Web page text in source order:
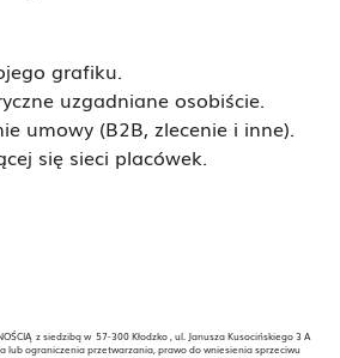
grafiku.
uzgadniane osobiście.
umowy (B2B, zlecenie i inne).
się sieci placówek.
z siedzibą w 57-300 Kłodzko , ul. Janusza Kusocińskiego 3 A
lub ograniczenia przetwarzania, prawo do wniesienia sprzeciwu